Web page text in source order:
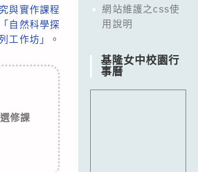
與實作課程
自然科學探
工作坊」。
修課
網站維護之css使
用說明
基隆女中校園行
事曆